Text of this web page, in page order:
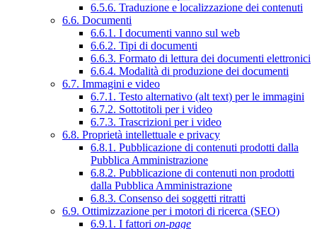
6.5.6. Traduzione e localizzazione dei contenuti
6.6. Documenti
6.6.1. I documenti vanno sul web
6.6.2. Tipi di documenti
6.6.3. Formato di lettura dei documenti elettronici
6.6.4. Modalità di produzione dei documenti
6.7. Immagini e video
6.7.1. Testo alternativo (alt text) per le immagini
6.7.2. Sottotitoli per i video
6.7.3. Trascrizioni per i video
6.8. Proprietà intellettuale e privacy
6.8.1. Pubblicazione di contenuti prodotti dalla
Pubblica Amministrazione
6.8.2. Pubblicazione di contenuti non prodotti
dalla Pubblica Amministrazione
6.8.3. Consenso dei soggetti ritratti
6.9. Ottimizzazione per i motori di ricerca (SEO)
6.9.1. I fattori on-page